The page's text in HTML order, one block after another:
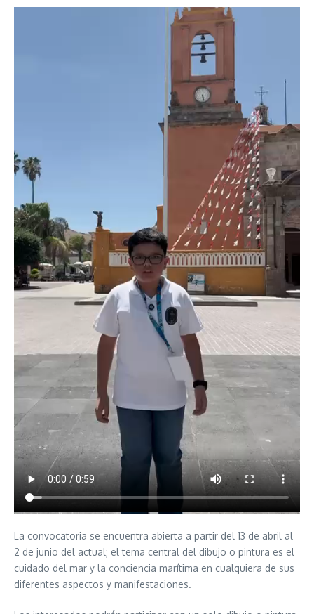
La convocatoria se encuentra abierta a partir del 13 de abril al
2 de junio del actual; el tema central del dibujo o pintura es el
cuidado del mar y la conciencia marítima en cualquiera de sus
diferentes aspectos y manifestaciones.